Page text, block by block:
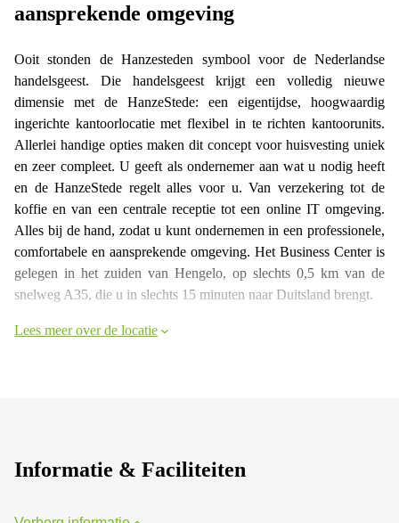
aansprekende omgeving
Ooit stonden de Hanzesteden symbool voor de Nederlandse
handelsgeest. Die handelsgeest krijgt een volledig nieuwe
dimensie met de HanzeStede: een eigentijdse, hoogwaardig
ingerichte kantoorlocatie met flexibel in te richten kantoorunits.
Allerlei handige opties maken dit concept voor huisvesting uniek
en zeer compleet. U geeft als ondernemer aan wat u nodig heeft
en de HanzeStede regelt alles voor u. Van verzekering tot de
koffie en van een centrale receptie tot een online IT omgeving.
Alles bij de hand, zodat u kunt ondernemen in een professionele,
comfortabele en aansprekende omgeving. Het Business Center is
gelegen in het zuiden van Hengelo, op slechts 0,5 km van de
snelweg A35, die u in slechts 15 minuten naar Duitsland brengt.
Lees meer over de locatie
Informatie & Faciliteiten